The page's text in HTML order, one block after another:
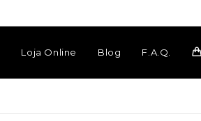
Loja Online Blog F.A.Q.